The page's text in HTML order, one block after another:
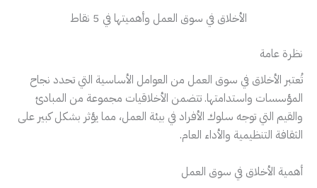
الأخلاق في سوق العمل وأهميتها في 5 نقاط
نظرة عامة
تُعتبر الأخلاق في سوق العمل من العوامل الأساسية التي تحدد نجاح
المؤسسات واستدامتها. تتضمن الأخلاقيات مجموعة من المبادئ
والقيم التي توجه سلوك الأفراد في بيئة العمل، مما يؤثر بشكل كبير على
الثقافة التنظيمية والأداء العام.
أهمية الأخلاق في سوق العمل